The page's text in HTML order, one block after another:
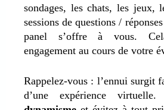
sondages, les chats, les jeux,
sessions de questions /
panel s’offre à vous.
engagement au cours de votre
Rappelez-vous : l’ennui surgit
d’une expérience